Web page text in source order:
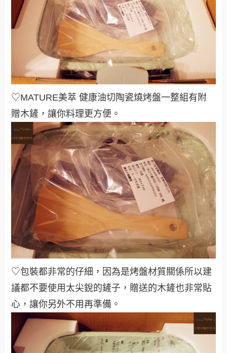
♡MATURE美萃 健康油切陶瓷燒烤盤一整組有附
贈木鏟，讓你料理更方便。
♡包裝都非常的仔細，因為是烤盤材質關係所以建
議都不要使用太尖銳的鏟子，贈送的木鏟也非常貼
心，讓你另外不用再準備。